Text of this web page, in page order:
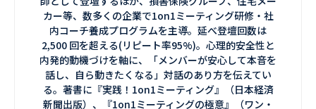
カー等、数多くの企業で1on1ミーティング研修・社
内コーチ養成プログラムを主導。延べ登壇回数は
2,500 回を超える(リピート率95%)。心理的安全性と
内発的動機づけを軸に、「メンバーが安心して本音を
話し、自ら動きたくなる」対話のあり方を伝えてい
る。著書に『実践！1on1ミーティング』（日本経済
新聞出版）、『1on1ミーティングの極意』（ワン・